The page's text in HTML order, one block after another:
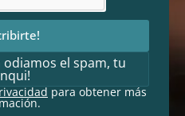
el spam, tu
para obtener más